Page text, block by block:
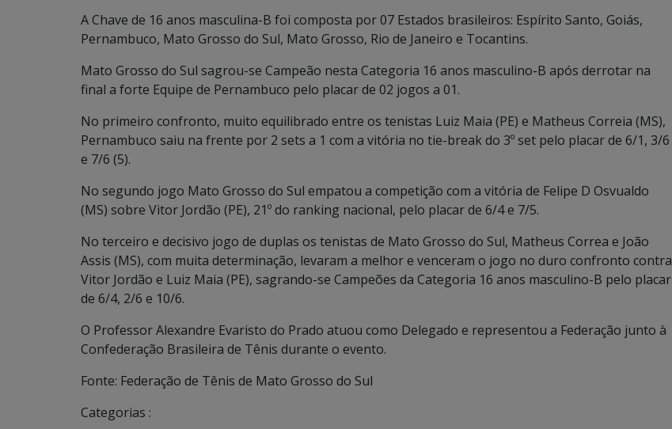
A Chave de 16 anos masculina-B foi composta por 07 Estados brasileiros: Espírito Santo, Goiás,
Pernambuco, Mato Grosso do Sul, Mato Grosso, Rio de Janeiro e Tocantins.
Mato Grosso do Sul sagrou-se Campeão nesta Categoria 16 anos masculino-B após derrotar na
final a forte Equipe de Pernambuco pelo placar de 02 jogos a 01.
No primeiro confronto, muito equilibrado entre os tenistas Luiz Maia (PE) e Matheus Correia (MS),
Pernambuco saiu na frente por 2 sets a 1 com a vitória no tie-break do 3º set pelo placar de 6/1, 3/6
e 7/6 (5).
No segundo jogo Mato Grosso do Sul empatou a competição com a vitória de Felipe D Osvualdo
(MS) sobre Vitor Jordão (PE), 21º do ranking nacional, pelo placar de 6/4 e 7/5.
No terceiro e decisivo jogo de duplas os tenistas de Mato Grosso do Sul, Matheus Correa e João
Assis (MS), com muita determinação, levaram a melhor e venceram o jogo no duro confronto contra
Vitor Jordão e Luiz Maia (PE), sagrando-se Campeões da Categoria 16 anos masculino-B pelo placar
de 6/4, 2/6 e 10/6.
O Professor Alexandre Evaristo do Prado atuou como Delegado e representou a Federação junto à
Confederação Brasileira de Tênis durante o evento.
Fonte: Federação de Tênis de Mato Grosso do Sul
Categorias :